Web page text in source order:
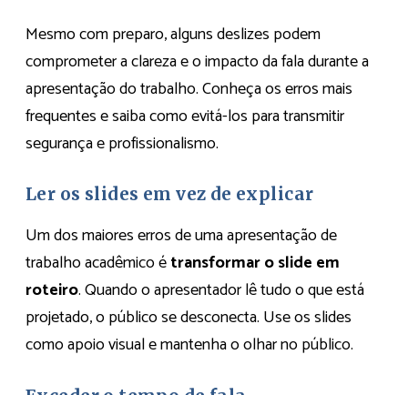
Mesmo com preparo, alguns deslizes podem
comprometer a clareza e o impacto da fala durante a
apresentação do trabalho. Conheça os erros mais
frequentes e saiba como evitá-los para transmitir
segurança e profissionalismo.
Ler os slides em vez de explicar
Um dos maiores erros de uma apresentação de
trabalho acadêmico étransformar o slide em
roteiro. Quando o apresentador lê tudo o que está
projetado, o público se desconecta. Use os slides
como apoio visual e mantenha o olhar no público.